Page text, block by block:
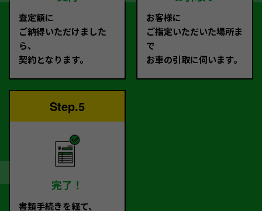
査定額に
ご納得いただけました
ら、
契約となります。
お客様に
ご指定いただいた場所ま
で
お車の引取に伺います。
Step.5
完了！
書類手続きを経て、